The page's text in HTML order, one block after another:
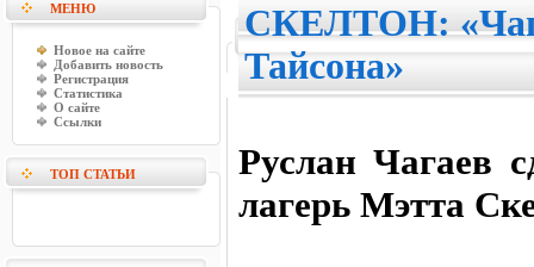
МЕНЮ
Новое на сайте
Добавить новость
Регистрация
Статистика
О сайте
Ссылки
ТОП СТАТЬИ
СКЕЛТОН:
Тайсона»
Руслан Чагаев
лагерь Мэтта